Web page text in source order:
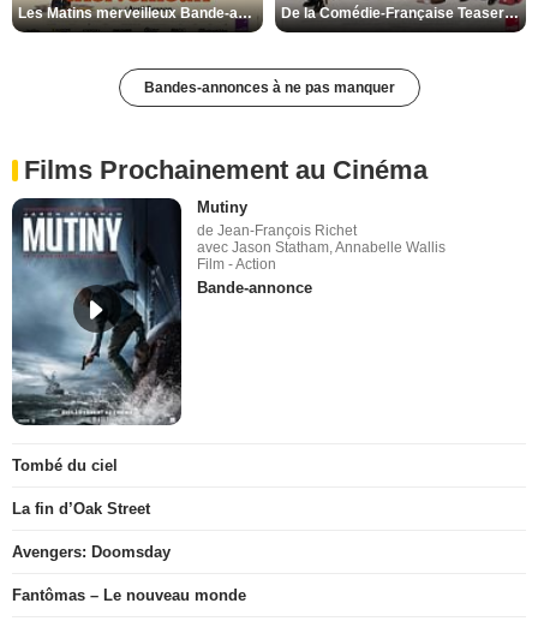
Les Matins merveilleux Bande-annonce VF De la Comédie-Française Teaser VF
Bandes-annonces à ne pas manquer
Films Prochainement au Cinéma
Mutiny
de Jean-François Richet
avec Jason Statham, Annabelle Wallis
Film - Action
Bande-annonce
Tombé du ciel
La fin d’Oak Street
Avengers: Doomsday
Fantômas – Le nouveau monde